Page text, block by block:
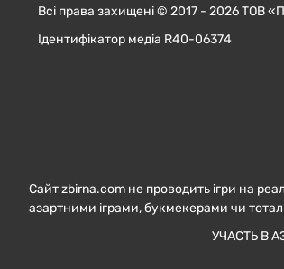
Всі права захищені © 2017 - 2026 ТОВ
Ідентифікатор медіа R40-06374
Сайт zbirna.com не проводить ігри на
азартними іграми, букмекерами чи
УЧАСТЬ В